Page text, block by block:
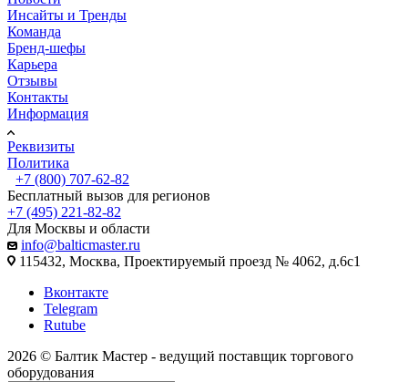
Инсайты и Тренды
Команда
Бренд-шефы
Карьера
Отзывы
Контакты
Информация
Реквизиты
Политика
+7 (800) 707-62-82
Бесплатный вызов для регионов
+7 (495) 221-82-82
Для Москвы и области
info@balticmaster.ru
115432, Москва, Проектируемый проезд № 4062, д.6с1
Вконтакте
Telegram
Rutube
2026 © Балтик Мастер - ведущий поставщик торгового
оборудования